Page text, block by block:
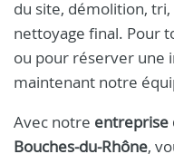
du site, démolition,
nettoyage final. Pour
ou pour réserver une
maintenant notre
Avec notre entreprise
Bouches-du-Rhône,